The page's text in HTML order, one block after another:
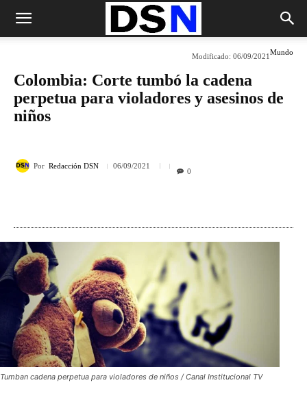
Mundo
Modificado: 06/09/2021
Colombia: Corte tumbó la cadena
perpetua para violadores y asesinos de
niños
Por Redacción DSN 06/09/2021
0
Tumban cadena perpetua para violadores de niños / Canal Institucional TV